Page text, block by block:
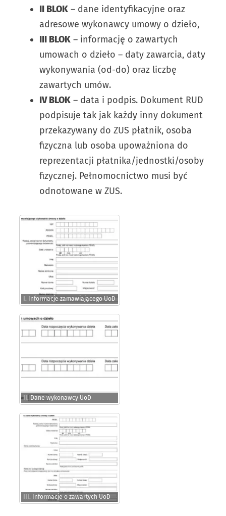
II BLOK – dane identyfikacyjne oraz
adresowe wykonawcy umowy o dzieło,
III BLOK – informację o zawartych
umowach o dzieło – daty zawarcia, daty
wykonywania (od-do) oraz liczbę
zawartych umów.
IV BLOK – data i podpis. Dokument RUD
podpisuje tak jak każdy inny dokument
przekazywany do ZUS płatnik, osoba
fizyczna lub osoba upoważniona do
reprezentacji płatnika/jednostki/osoby
fizycznej. Pełnomocnictwo musi być
odnotowane w ZUS.
I. Informacje zamawiającego UoD
II. Dane wykonawcy UoD
III. Informacje o zawartych UoD